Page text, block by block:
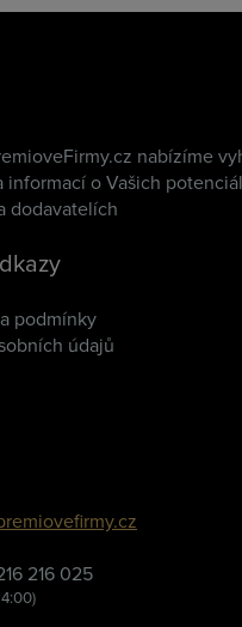
nabízíme
informací o Vašich
dodavatelích
podmínky
údajů
216 025